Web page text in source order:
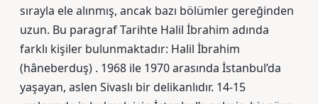
sırayla ele alınmış, ancak bazı bölümler gereğinden
uzun. Bu paragraf Tarihte Halil İbrahim adında
farklı kişiler bulunmaktadır: Halil İbrahim
(hâneberduş) . 1968 ile 1970 arasında İstanbul’da
yaşayan, aslen Sivaslı bir delikanlıdır. 14-15